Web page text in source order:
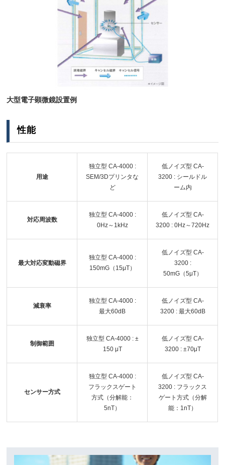
大型電子顕微鏡設置例
性能
用途
SEM/3Dプリンタな
ど
シールドル
ーム内
対応周波数
0Hz～1kHz 0Hz～720Hz
最大対応変動磁界
150mG（15μT）
50mG（5μT）
減衰率
最大60dB 最大60dB
制御範囲
±
150 μT
±70μT
センサー方式
フラックスゲート
方式（分解能：
5nT）
フラックス
ゲート方式（分解
能：1nT）